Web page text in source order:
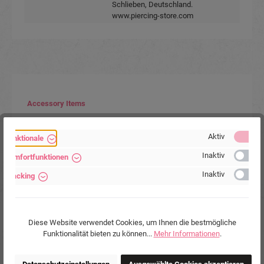
Schlieben, Deutschland.
www.piercing-store.com
Produktgalerie überspringen
Accessory Items
Nasenring 925er Silber mit farbiger Beschichtung
Funktionale Aktiv
Komfortfunktionen Inaktiv
Tracking Inaktiv
Diese Website verwendet Cookies, um Ihnen die bestmögliche
Funktionalität bieten zu können... Mehr Informationen.